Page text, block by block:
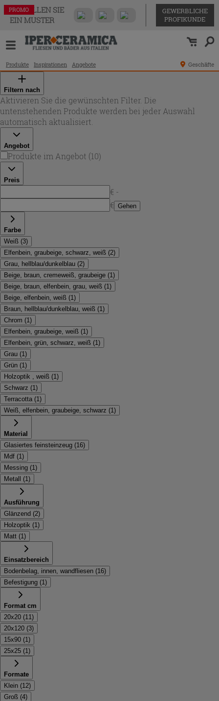
BESTELLEN SIE
EIN MUSTER
GEWERBLICHE
PROFIKUNDE
Produkte Inspirationen Angebote Geschäfte
Filtern nach
Aktivieren Sie die gewünschten Filter. Die
untenstehenden Produkte werden bei jeder Auswahl
automatisch aktualisiert.
Angebot
Produkte im Angebot (10)
Preis
€ -
€ Gehen
Farbe
Weiß (3)
Elfenbein, graubeige, schwarz, weiß (2)
Grau, hellblau/dunkelblau (2)
Beige, braun, cremeweiß, graubeige (1)
Beige, braun, elfenbein, grau, weiß (1)
Beige, elfenbein, weiß (1)
Braun, hellblau/dunkelblau, weiß (1)
Chrom (1)
Elfenbein, graubeige, weiß (1)
Elfenbein, grün, schwarz, weiß (1)
Grau (1)
Grün (1)
Holzoptik , weiß (1)
Schwarz (1)
Terracotta (1)
Weiß, elfenbein, graubeige, schwarz (1)
Material
Glasiertes feinsteinzeug (16)
Mdf (1)
Messing (1)
Metall
(1)
Ausführung
Glänzend (2)
Holzoptik (1)
Matt (1)
Einsatzbereich
Bodenbelag, innen, wandfliesen (16)
Befestigung (1)
Format cm
20x20 (11)
20x120 (3)
15x90 (1)
25x25 (1)
Formate
Klein (12)
Groß (4)
PROMO
PROMO
PROMO
PROMO
PROMO
PROMO
PROMO
PROMO
PROMO
PROMO